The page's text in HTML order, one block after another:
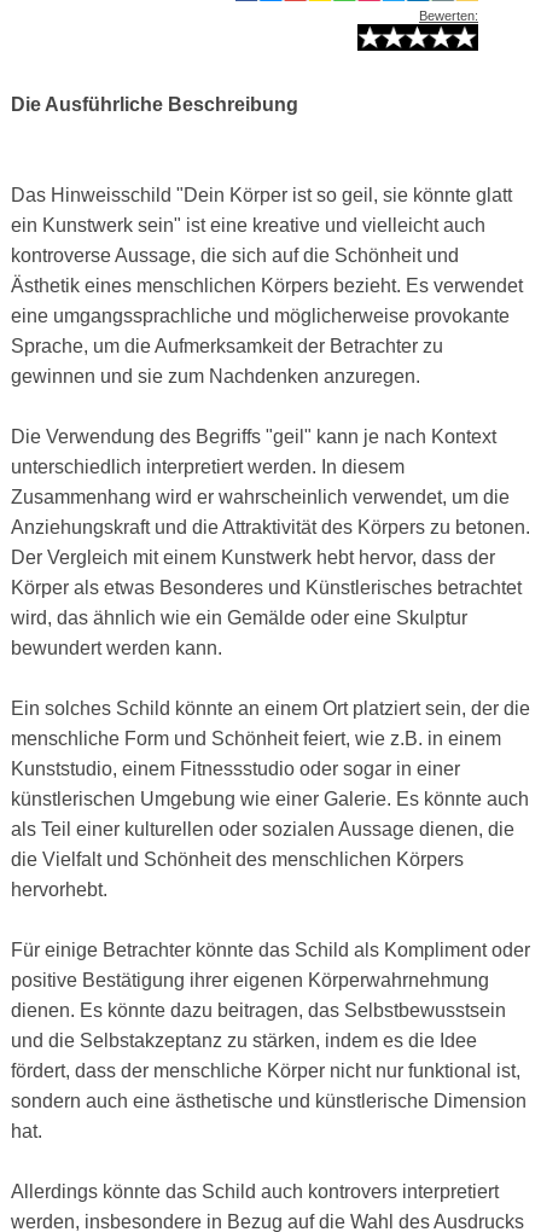
Bewerten:
Die Ausführliche Beschreibung
Das Hinweisschild "Dein Körper ist so geil, sie könnte glatt
ein Kunstwerk sein" ist eine kreative und vielleicht auch
kontroverse Aussage, die sich auf die Schönheit und
Ästhetik eines menschlichen Körpers bezieht. Es verwendet
eine umgangssprachliche und möglicherweise provokante
Sprache, um die Aufmerksamkeit der Betrachter zu
gewinnen und sie zum Nachdenken anzuregen.
Die Verwendung des Begriffs "geil" kann je nach Kontext
unterschiedlich interpretiert werden. In diesem
Zusammenhang wird er wahrscheinlich verwendet, um die
Anziehungskraft und die Attraktivität des Körpers zu betonen.
Der Vergleich mit einem Kunstwerk hebt hervor, dass der
Körper als etwas Besonderes und Künstlerisches betrachtet
wird, das ähnlich wie ein Gemälde oder eine Skulptur
bewundert werden kann.
Ein solches Schild könnte an einem Ort platziert sein, der die
menschliche Form und Schönheit feiert, wie z.B. in einem
Kunststudio, einem Fitnessstudio oder sogar in einer
künstlerischen Umgebung wie einer Galerie. Es könnte auch
als Teil einer kulturellen oder sozialen Aussage dienen, die
die Vielfalt und Schönheit des menschlichen Körpers
hervorhebt.
Für einige Betrachter könnte das Schild als Kompliment oder
positive Bestätigung ihrer eigenen Körperwahrnehmung
dienen. Es könnte dazu beitragen, das Selbstbewusstsein
und die Selbstakzeptanz zu stärken, indem es die Idee
fördert, dass der menschliche Körper nicht nur funktional ist,
sondern auch eine ästhetische und künstlerische Dimension
hat.
Allerdings könnte das Schild auch kontrovers interpretiert
werden, insbesondere in Bezug auf die Wahl des Ausdrucks